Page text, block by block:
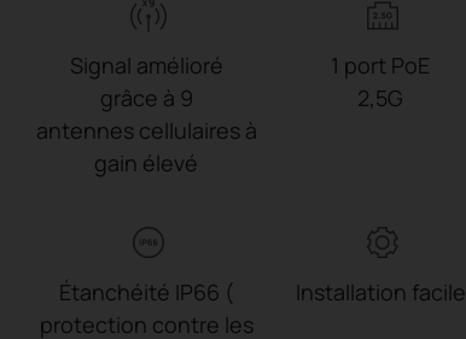
Signal amélioré
grâce à 9
antennes cellulaires à
gain élevé
1 port PoE
2,5G
Étanchéité IP66 (
protection contre les
Installation facile